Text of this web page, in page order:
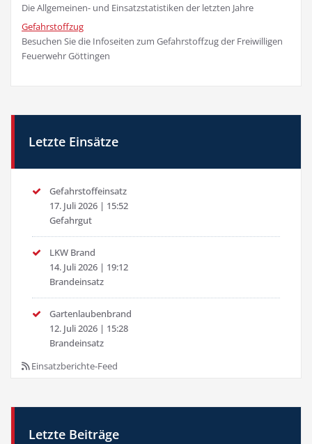
Die Allgemeinen- und Einsatzstatistiken der letzten Jahre
Gefahrstoffzug
Besuchen Sie die Infoseiten zum Gefahrstoffzug der Freiwilligen
Feuerwehr Göttingen
Letzte Einsätze
Gefahrstoffeinsatz
17. Juli 2026 | 15:52
Gefahrgut
LKW Brand
14. Juli 2026 | 19:12
Brandeinsatz
Gartenlaubenbrand
12. Juli 2026 | 15:28
Brandeinsatz
Einsatzberichte-Feed
Letzte Beiträge